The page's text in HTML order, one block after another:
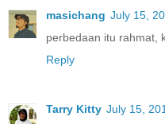
masichang July 15,
perbedaan itu rahmat,
Reply
Tarry Kitty July 15,